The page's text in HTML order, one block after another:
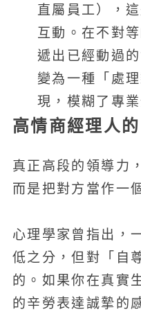
直屬員工），
互動。在不對
遞出已經動過
變為一種「處
現，模糊了專
高情商經理人的
真正高段的領導力
而是把對方當作一
心理學家曾指出，
低之分，但對「自
的。如果你在真實
的辛勞表達誠摯的